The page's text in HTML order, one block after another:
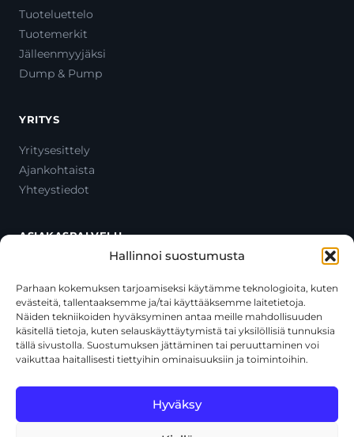
Hallinnoi suostumusta
Parhaan kokemuksen tarjoamiseksi käytämme teknologioita, kuten
evästeitä, tallentaaksemme ja/tai käyttääksemme laitetietoja.
Näiden tekniikoiden hyväksyminen antaa meille mahdollisuuden
käsitellä tietoja, kuten selauskäyttäytymistä tai yksilöllisiä tunnuksia
tällä sivustolla. Suostumuksen jättäminen tai peruuttaminen voi
vaikuttaa haitallisesti tiettyihin ominaisuuksiin ja toimintoihin.
Hyväksy
Tuoteluettelo
Tuotemerkit
Jälleenmyyjäksi
Dump & Pump
YRITYS
Yritysesittely
Ajankohtaista
Yhteystiedot
ASIAKASPALVELU
Oma tili
Maksutavat
Toimitustavat
Usein kysytyt kysymykset
+358 44 270 3795
asiakaspalvelu@toolcat.fi